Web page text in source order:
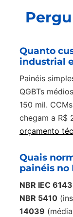
Quanto
industrial
Painéis
QGBTs
150 mil.
chegam a R$
orçamento
Quais
painéis no
NBR IEC
NBR 5410
14039